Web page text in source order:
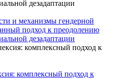
и механизмы гендерной
подход к преодолению
дезадаптации
комплексный подход к